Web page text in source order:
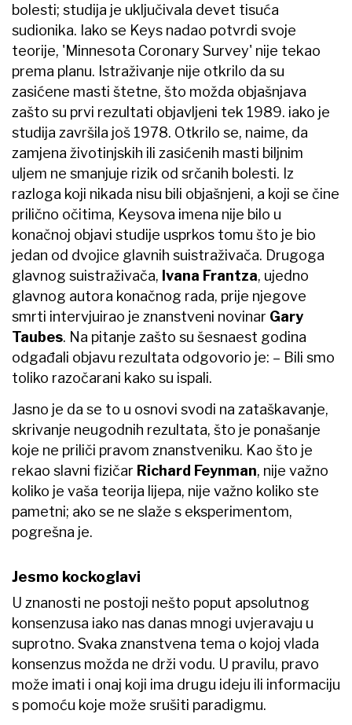
bolesti; studija je uključivala devet tisuća
sudionika. Iako se Keys nadao potvrdi svoje
teorije, 'Minnesota Coronary Survey' nije tekao
prema planu. Istraživanje nije otkrilo da su
zasićene masti štetne, što možda objašnjava
zašto su prvi rezultati objavljeni tek 1989. iako je
studija završila još 1978. Otkrilo se, naime, da
zamjena životinjskih ili zasićenih masti biljnim
uljem ne smanjuje rizik od srčanih bolesti. Iz
razloga koji nikada nisu bili objašnjeni, a koji se čine
prilično očitima, Keysova imena nije bilo u
konačnoj objavi studije usprkos tomu što je bio
jedan od dvojice glavnih suistraživača. Drugoga
glavnog suistraživača, Ivana Frantza, ujedno
glavnog autora konačnog rada, prije njegove
smrti intervjuirao je znanstveni novinar Gary
Taubes. Na pitanje zašto su šesnaest godina
odgađali objavu rezultata odgovorio je: – Bili smo
toliko razočarani kako su ispali.
Jasno je da se to u osnovi svodi na zataškavanje,
skrivanje neugodnih rezultata, što je ponašanje
koje ne priliči pravom znanstveniku. Kao što je
rekao slavni fizičar Richard Feynman, nije važno
koliko je vaša teorija lijepa, nije važno koliko ste
pametni; ako se ne slaže s eksperimentom,
pogrešna je.
Jesmo kockoglavi
U znanosti ne postoji nešto poput apsolutnog
konsenzusa iako nas danas mnogi uvjeravaju u
suprotno. Svaka znanstvena tema o kojoj vlada
konsenzus možda ne drži vodu. U pravilu, pravo
može imati i onaj koji ima drugu ideju ili informaciju
s pomoću koje može srušiti paradigmu.